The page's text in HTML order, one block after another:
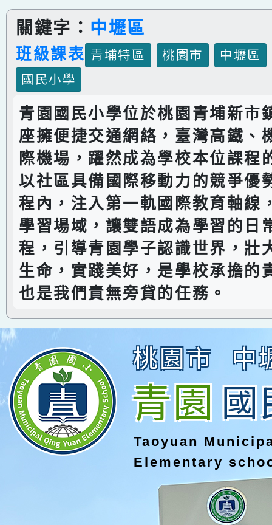
關鍵字： 中壢區
班級課表 青埔特區 桃園市
中壢區
國民小學
青園國民小學位於桃園青埔新市
座擁便捷交通網絡，臺灣高鐵、
際機場，躍然成為學校本位課程
以社區具備國際移動力的競爭優
程內，注入第一軌國際教育軸線
學習場域，讓雙語成為學習的日
程，引導青園學子認識世界，壯
生命，實踐美好，是學校承擔的
也是我們責無旁貸的任務。
桃園市 中
青園國
Taoyuan
Elementary